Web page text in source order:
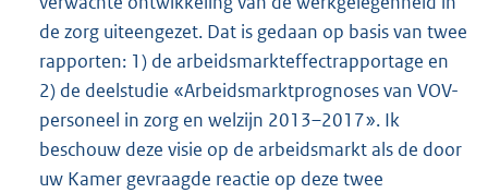
de zorg uiteengezet. Dat is gedaan op basis van twee
rapporten: 1) de arbeidsmarkteffectrapportage en
2) de deelstudie «Arbeidsmarktprognoses van VOV-
personeel in zorg en welzijn 2013–2017». Ik
beschouw deze visie op de arbeidsmarkt als de door
uw Kamer gevraagde reactie op deze twee